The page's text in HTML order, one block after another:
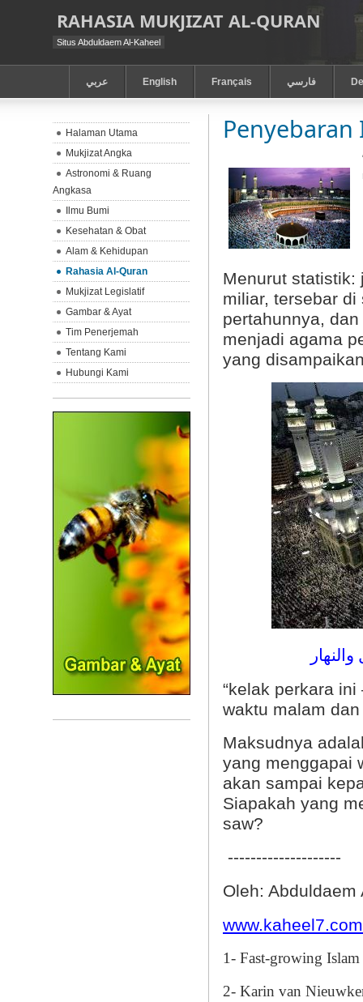
RAHASIA MUKJIZAT AL-QURAN
Situs Abduldaem Al-Kaheel
عربي English Français فارسي
Penyebaran
Menurut statistik:
miliar, tersebar
pertahunnya,
menjadi agama
yang
“kelak perkara
waktu malam dan
Maksudnya
yang menggapai
akan sampai
Siapakah yang
saw?
--------------------
Oleh: Abduldaem
1- Fast-growing
2- Karin van
Halaman Utama
Mukjizat Angka
Astronomi & Ruang
Angkasa
Ilmu Bumi
Kesehatan & Obat
Alam & Kehidupan
Rahasia Al-Quran
Mukjizat Legislatif
Gambar & Ayat
Tim Penerjemah
Tentang Kami
Hubungi Kami